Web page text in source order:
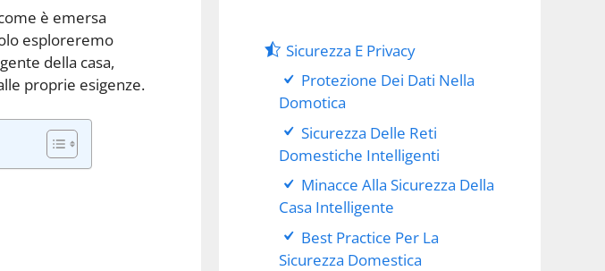
è emersa
esploreremo
della casa,
proprie esigenze.
Sicurezza E Privacy
Protezione Dei Dati Nella
Domotica
Sicurezza Delle Reti
Domestiche Intelligenti
Minacce Alla Sicurezza Della
Casa Intelligente
Best Practice Per La
Sicurezza Domestica